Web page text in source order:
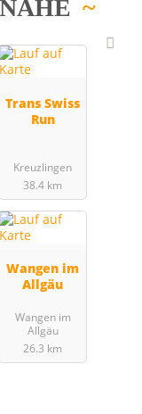
Trans Swiss
Run
Kreuzlingen
38.4 km
Wangen im
Allgäu
Wangen im
Allgäu
26.3 km